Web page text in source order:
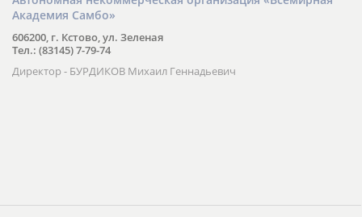
Академия Самбо»
606200, г. Кстово, ул. Зеленая
Тел.: (83145) 7-79-74
Директор - БУРДИКОВ Михаил Геннадьевич